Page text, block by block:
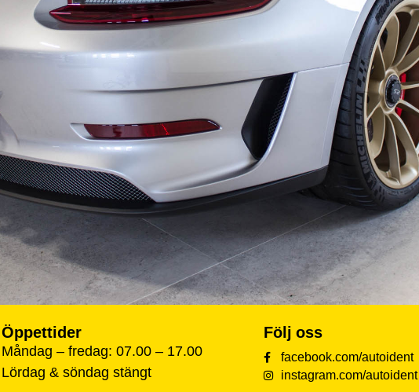
Öppettider
Måndag – fredag: 07.00 – 17.00
Lördag & söndag stängt
Följ oss
facebook.com/autoident
instagram.com/autoident